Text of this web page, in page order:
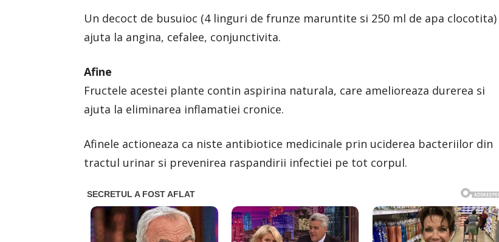
Un decoct de busuioc (4 linguri de frunze maruntite si 250 ml de apa clocotita)
ajuta la angina, cefalee, conjunctivita.
Afine
Fructele acestei plante contin aspirina naturala, care amelioreaza durerea si
ajuta la eliminarea inflamatiei cronice.
Afinele actioneaza ca niste antibiotice medicinale prin uciderea bacteriilor din
tractul urinar si prevenirea raspandirii infectiei pe tot corpul.